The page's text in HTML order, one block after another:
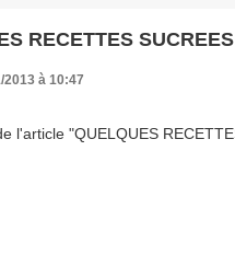
RECETTES SUCREES
2013 à 10:47